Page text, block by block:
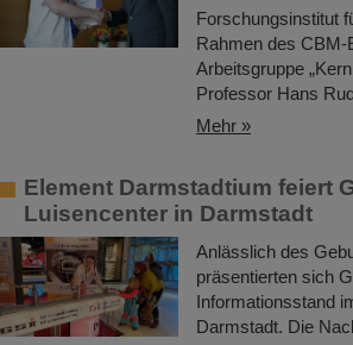
Forschungsinstitut
Rahmen des
Arbeitsgruppe
Professor Hans
Mehr »
Element Darmstadtium feiert
Luisencenter in Darmstadt
Anlässlich des
präsentierten sich
Informationsstand
Darmstadt. Die